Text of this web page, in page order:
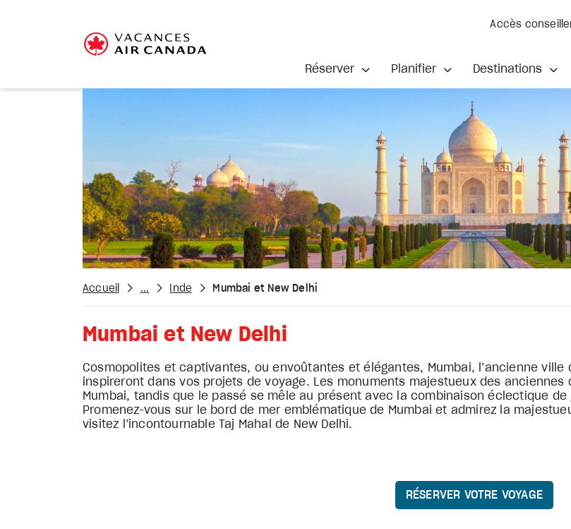
Accès
Réserver Planifier Destinations
Accueil ... Inde Mumbai et New Delhi
Mumbai et New Delhi
Cosmopolites et captivantes, ou envoûtantes et élégantes, Mumbai, l’ancienne
inspireront dans vos projets de voyage. Les monuments majestueux des
Mumbai, tandis que le passé se mêle au présent avec la combinaison éclectique
Promenez-vous sur le bord de mer emblématique de Mumbai et admirez la
visitez l’incontournable Taj Mahal de New Delhi.
RÉSERVER VOTRE VOYAGE